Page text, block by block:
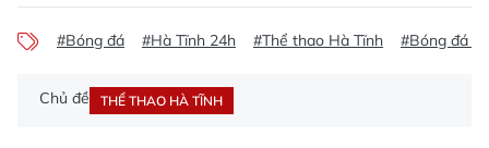
#Bóng đá #Hà Tĩnh 24h #Thể thao Hà Tĩnh #Bóng đá
Chủ đề THỂ THAO HÀ TĨNH